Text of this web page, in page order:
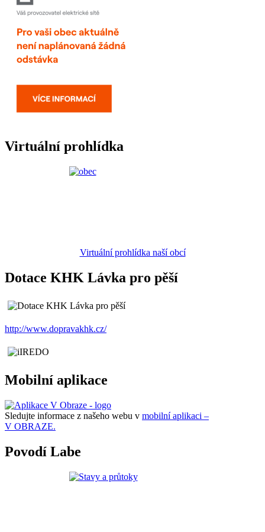
Virtuální prohlídka
Virtuální prohlídka naší obcí
Dotace KHK Lávka pro pěší
http://www.dopravakhk.cz/
Mobilní aplikace
Sledujte informace z našeho webu v mobilní aplikaci –
V OBRAZE.
Povodí Labe